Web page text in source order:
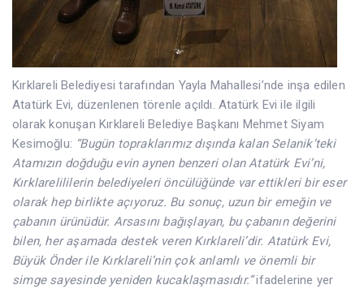
Kırklareli Belediyesi tarafından Yayla Mahallesi’nde inşa edilen
Atatürk Evi, düzenlenen törenle açıldı. Atatürk Evi ile ilgili
olarak konuşan Kırklareli Belediye Başkanı Mehmet Siyam
Kesimoğlu: “Bugün topraklarımız dışında kalan Selanik’teki
Atamızın doğduğu evin aynen benzeri olan Atatürk Evi’ni,
Kırklarelililerin belediyeleri öncülüğünde var ettikleri bir eser
olarak hep birlikte açıyoruz. Bu sonuç, uzun bir emeğin ve
çabanın ürünüdür. Arsasını bağışlayan, bu çabanın değerini
bilen, her aşamada destek veren Kırklareli’dir. Atatürk Evi,
Büyük Önder ile Kırklareli’nin çok anlamlı ve önemli bir
simge sayesinde yeniden kucaklaşmasıdır.”ifadelerine yer